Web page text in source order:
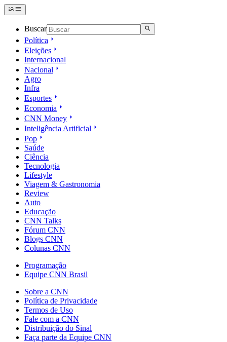
Buscar
Política
Eleições
Internacional
Nacional
Agro
Infra
Esportes
Economia
CNN Money
Inteligência Artificial
Pop
Saúde
Ciência
Tecnologia
Lifestyle
Viagem & Gastronomia
Review
Auto
Educação
CNN Talks
Fórum CNN
Blogs CNN
Colunas CNN
Programação
Equipe CNN Brasil
Sobre a CNN
Política de Privacidade
Termos de Uso
Fale com a CNN
Distribuição do Sinal
Faça parte da Equipe CNN